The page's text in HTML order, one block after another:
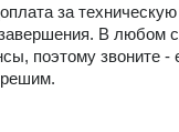
за
В любом
поэтому звоните -